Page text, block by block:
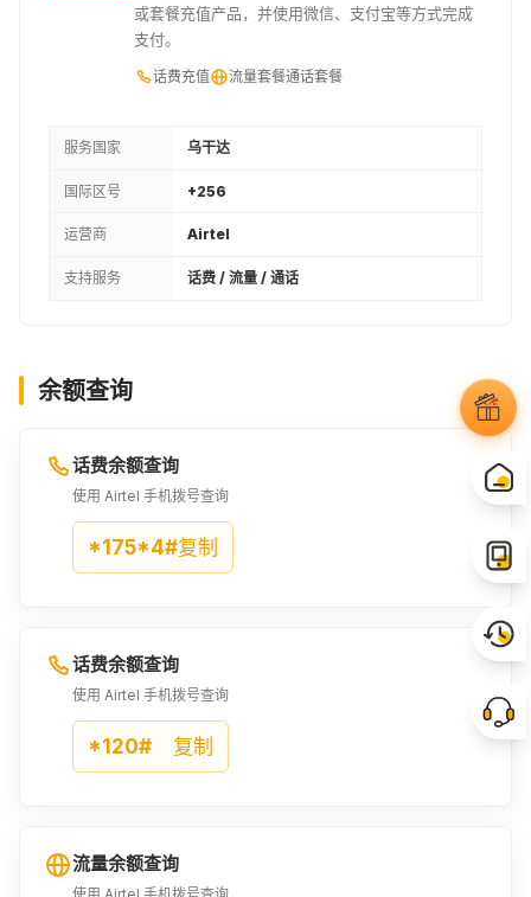
80000UGX
¥174.49
或套餐充值产品，并使用微信、支付宝等方式完成
支付。
话费充值 流量套餐通话套餐
服务国家 乌干达
国际区号 +256
运营商 Airtel
支持服务 话费 / 流量 / 通话
余额查询
话费余额查询
使用 Airtel 手机拨号查询
*175*4#复制
话费余额查询
使用 Airtel 手机拨号查询
*120# 复制
流量余额查询